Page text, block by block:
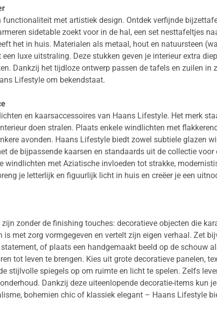
met artistiek design. Ontdek verfijnde
sidetable zoekt voor in de hal, een set nesttafeltjes
het in huis. Materialen als metaal, hout en natuursteen
luxe uitstraling. Deze stukken geven je interieur extra
Dankzij het tijdloze ontwerp passen de tafels en zuilen in
Lifestyle om bekendstaat.
en kaarsaccessoires van Haans Lifestyle. Het merk
doen stralen. Plaats enkele windlichten met
avonden. Haans Lifestyle biedt zowel subtiele glazen
de bijpassende kaarsen en standaards uit de collectie
windlichten met Aziatische invloeden tot strakke,
je letterlijk en figuurlijk licht in huis en creëer je een
zonder de finishing touches: decoratieve objecten die
met zorg vormgegeven en vertelt zijn eigen verhaal. Zet
of plaats een handgemaakt beeld op de schouw
tot leven te brengen. Kies uit grote decoratieve panelen,
stijlvolle spiegels op om ruimte en licht te spelen. Zelfs
Dankzij deze uiteenlopende decoratie-items kun
bohemien chic of klassiek elegant – Haans Lifestyle